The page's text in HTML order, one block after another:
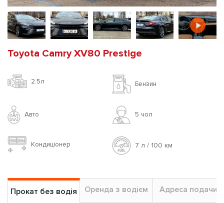
Toyota Camry XV80 Prestige
2.5л Бензин
Авто 5 чoл
Кондиціонер 7 л / 100 км
Прокат без водія Оренда з водієм Адреса подачи